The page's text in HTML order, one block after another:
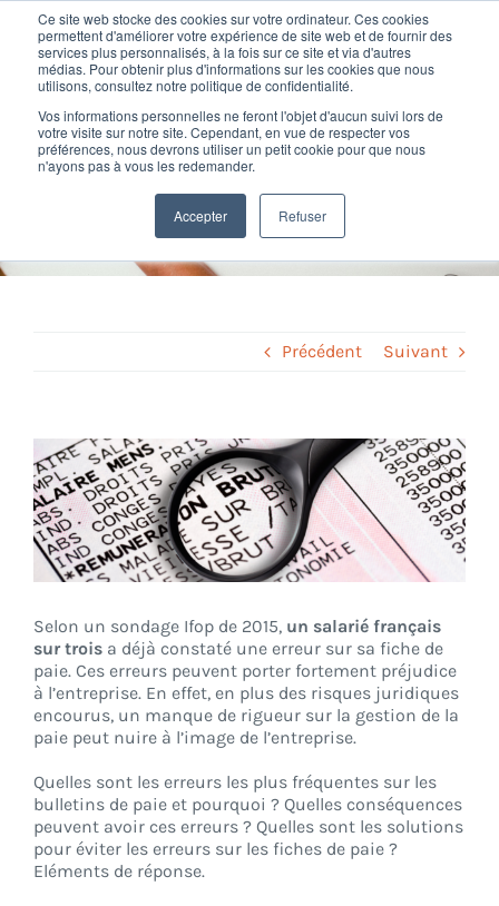
Ce site web stocke des cookies sur votre ordinateur. Ces cookies
permettent d'améliorer votre expérience de site web et de fournir des
services plus personnalisés, à la fois sur ce site et via d'autres
médias. Pour obtenir plus d'informations sur les cookies que nous
utilisons, consultez notre politique de confidentialité.
Vos informations personnelles ne feront l'objet d'aucun suivi lors de
votre visite sur notre site. Cependant, en vue de respecter vos
préférences, nous devrons utiliser un petit cookie pour que nous
n'ayons pas à vous les redemander.
Accepter Refuser
Passer
contenu
Nos offres
Formation
Nos clients
Fortify
Support
CONNEXION
Comment éviter les erreurs
sur les bulletins de paie ?
Logiciel de paie»Comment éviter les erreurs sur les
bulletins de paie ?
Précédent Suivant
Voir
l'image
agrandie
Selon un sondage Ifop de 2015, un salarié français
sur trois a déjà constaté une erreur sur sa fiche de
paie. Ces erreurs peuvent porter fortement préjudice
à l’entreprise. En effet, en plus des risques juridiques
encourus, un manque de rigueur sur la gestion de la
paie peut nuire à l’image de l’entreprise.
Quelles sont les erreurs les plus fréquentes sur les
bulletins de paie et pourquoi ? Quelles conséquences
peuvent avoir ces erreurs ? Quelles sont les solutions
pour éviter les erreurs sur les fiches de paie ?
Eléments de réponse.